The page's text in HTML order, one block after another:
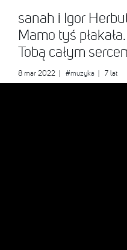
sanah i Igor
Mamo tyś
Tobą całym
8 mar 2022 #muzyka | 7 lat